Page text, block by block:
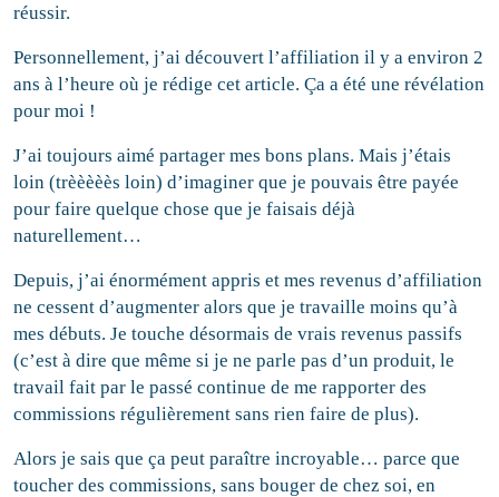
réussir.
Personnellement, j’ai découvert l’affiliation il y a environ 2
ans à l’heure où je rédige cet article. Ça a été une révélation
pour moi !
J’ai toujours aimé partager mes bons plans. Mais j’étais
loin (trèèèèès loin) d’imaginer que je pouvais être payée
pour faire quelque chose que je faisais déjà
naturellement…
Depuis, j’ai énormément appris et mes revenus d’affiliation
ne cessent d’augmenter alors que je travaille moins qu’à
mes débuts. Je touche désormais de vrais revenus passifs
(c’est à dire que même si je ne parle pas d’un produit, le
travail fait par le passé continue de me rapporter des
commissions régulièrement sans rien faire de plus).
Alors je sais que ça peut paraître incroyable… parce que
toucher des commissions, sans bouger de chez soi, en